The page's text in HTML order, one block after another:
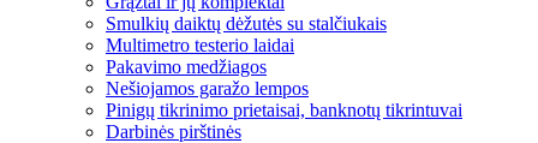
Smulkių daiktų dėžutės su stalčiukais
Multimetro testerio laidai
Pakavimo medžiagos
Nešiojamos garažo lempos
Pinigų tikrinimo prietaisai, banknotų tikrintuvai
Darbinės pirštinės